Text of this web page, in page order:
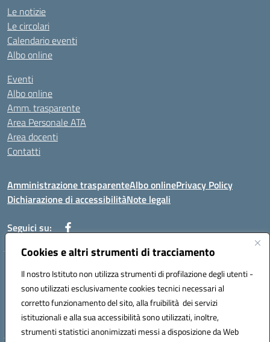
Cookies e altri strumenti di tracciamento
Il nostro Istituto non utilizza strumenti di profilazione degli utenti -
sono utilizzati esclusivamente cookies tecnici necessari al
corretto funzionamento del sito, alla fruibilità dei servizi
istituzionali e alla sua accessibilità sono utilizzati, inoltre,
strumenti statistici anonimizzati messi a disposizione da Web
Le notizie
Le circolari
Calendario eventi
Albo online
Eventi
Albo online
Amm. trasparente
Area Personale ATA
Area docenti
Contatti
Amministrazione trasparenteAlbo onlinePrivacy Policy
Dichiarazione di accessibilitàNote legali
Seguici su:
Indirizzo: VIA BRECCIAME, 46 - 81024 MADDALONI (CE)
Mail: CEIC8AU001@istruzione.it - Pec: CEIC8AU001@pec.istruzione.it -
Telefono: 0823408721
Meccanografico: CEIC8AU001
Codice fiscale: 93086080616